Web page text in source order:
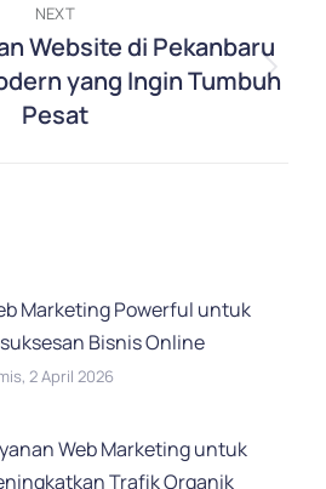
NEXT
Next
post:
Website di Pekanbaru
yang Ingin Tumbuh
Pesat
Marketing Powerful untuk
Bisnis Online
2 April 2026
Web Marketing untuk
Trafik Organik